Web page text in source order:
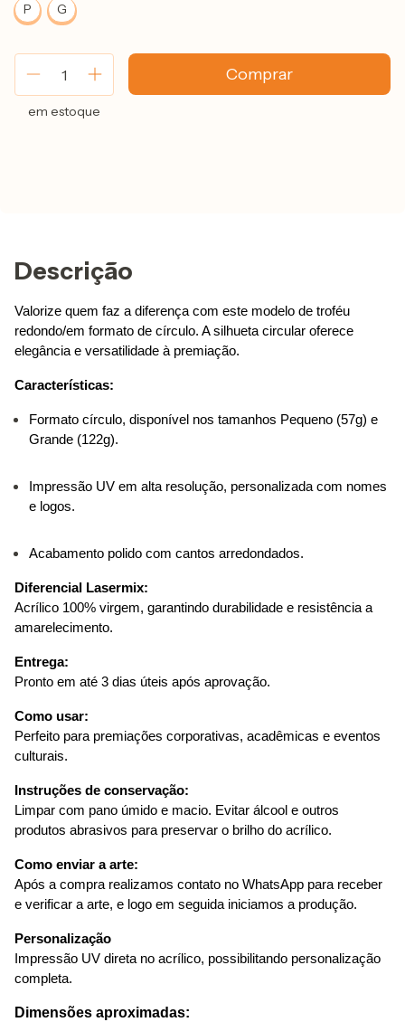
P G
em estoque
Descrição
Valorize quem faz a diferença com este modelo de troféu
redondo/em formato de círculo. A silhueta circular oferece
elegância e versatilidade à premiação.
Características:
Formato círculo, disponível nos tamanhos Pequeno (57g) e
Grande (122g).
Impressão UV em alta resolução, personalizada com nomes
e logos.
Acabamento polido com cantos arredondados.
Diferencial Lasermix:
Acrílico 100% virgem, garantindo durabilidade e resistência a
amarelecimento.
Entrega:
Pronto em até 3 dias úteis após aprovação.
Como usar:
Perfeito para premiações corporativas, acadêmicas e eventos
culturais.
Instruções de conservação:
Limpar com pano úmido e macio. Evitar álcool e outros
produtos abrasivos para preservar o brilho do acrílico.
Como enviar a arte:
Após a compra realizamos contato no WhatsApp para receber
e verificar a arte, e logo em seguida iniciamos a produção.
Personalização
Impressão UV direta no acrílico, possibilitando personalização
completa.
Dimensões aproximadas: